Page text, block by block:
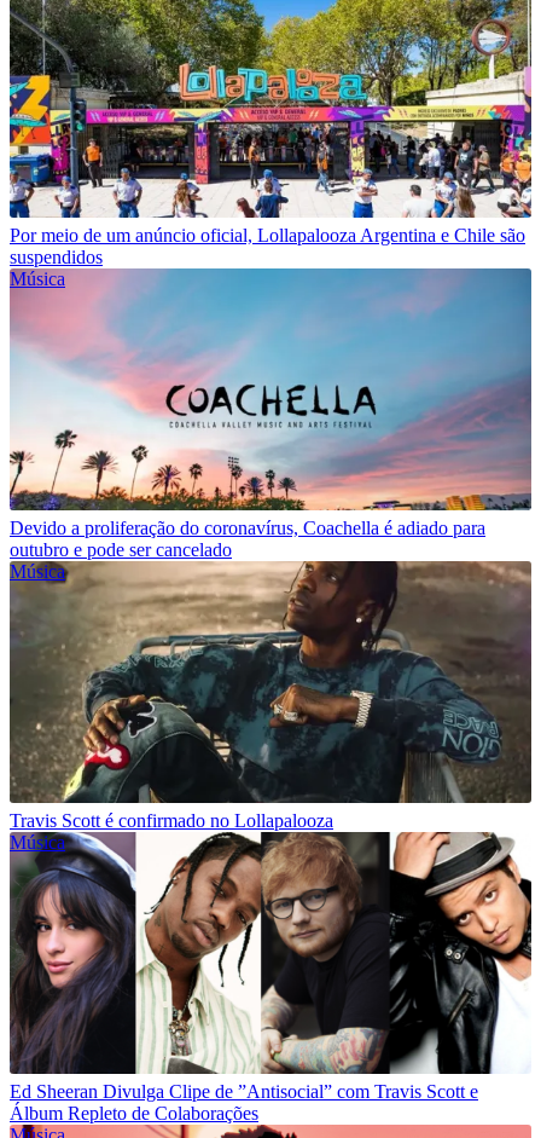
Por meio de um anúncio oficial, Lollapalooza Argentina e Chile são
suspendidos
Música
Devido a proliferação do coronavírus, Coachella é adiado para
outubro e pode ser cancelado
Música
Travis Scott é confirmado no Lollapalooza
Música
Ed Sheeran Divulga Clipe de ”Antisocial” com Travis Scott e
Álbum Repleto de Colaborações